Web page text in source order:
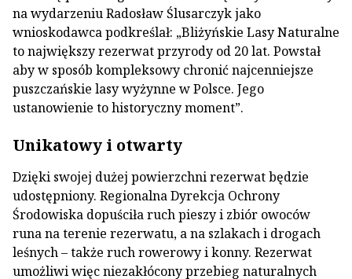
na wydarzeniu Radosław Ślusarczyk jako
wnioskodawca podkreślał: „Bliżyńskie Lasy Naturalne
to największy rezerwat przyrody od 20 lat. Powstał
aby w sposób kompleksowy chronić najcenniejsze
puszczańskie lasy wyżynne w Polsce. Jego
ustanowienie to historyczny moment”.
Unikatowy i otwarty
Dzięki swojej dużej powierzchni rezerwat będzie
udostępniony. Regionalna Dyrekcja Ochrony
Środowiska dopuściła ruch pieszy i zbiór owoców
runa na terenie rezerwatu, a na szlakach i drogach
leśnych – także ruch rowerowy i konny. Rezerwat
umożliwi więc niezakłócony przebieg naturalnych